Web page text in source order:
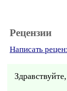
Рецензии
Написать